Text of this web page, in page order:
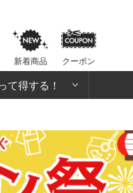
新着商品 クーポン
て得する！